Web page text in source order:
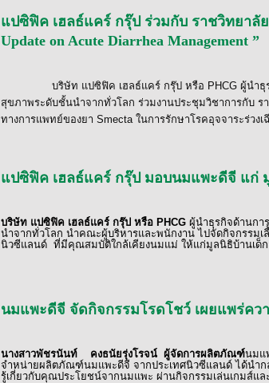
แปซิฟิค เฮลธ์แคร์ กรุ๊ป ร่วมกับ ราชวิทยาลั
Update on Acute Diarrhea Management ”
บริษัท แปซิฟิค เฮลธ์แคร์ กรุ๊ป หรือ PHCG ผู้นำธุ
สุขภาพระดับชั้นนำจากทั่วโลก ร่วมงานประชุมวิชาการกับ ร
ทางการแพทย์ของยา Smecta ในการรักษาโรคอุจจาระร่วง
แปซิฟิค เฮลธ์แคร์ กรุ๊ป มอบนมแพะดีจี แก่
บริษัท แปซิฟิค เฮลธ์แคร์ กรุ๊ป หรือ PHCG ผู้นำธุรกิจด้านก
นำจากทั่วโลก นำคณะผู้บริหารและพนักงาน ไปจัดกิจกรรม
นิวซีแลนด์ ที่มีคุณสมบัติใกล้เคียงนมแม่ ให้แก่มูลนิธิบ้านเด็
นมแพะดีจี จัดกิจกรรมโรดโชว์ เผยแพร่ค
นางสาวพัชรนันท์ คงธนัยรุ่งโรจน์ ผู้จัดการผลิตภัณฑ์นมแ
จำหน่ายผลิตภัณฑ์นมแพะดีจี จากประเทศนิวซีแลนด์ ได้นำก
รู้เกี่ยวกับคุณประโยชน์จากนมแพะ ผ่านกิจกรรมเล่นเกมส์แล